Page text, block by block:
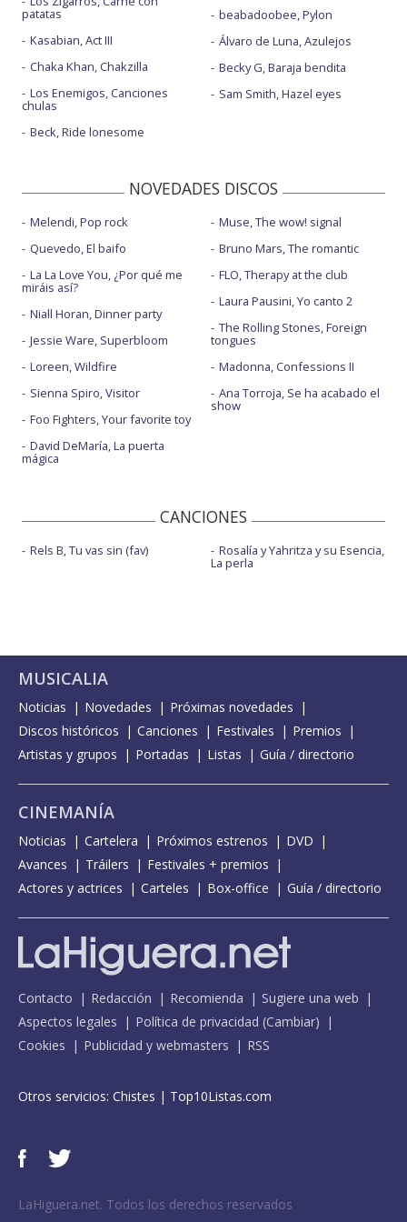
patatas
Kasabian, Act III
Chaka Khan, Chakzilla
Los Enemigos, Canciones
chulas
Beck, Ride lonesome
beabadoobee, Pylon
Álvaro de Luna, Azulejos
Becky G, Baraja bendita
Sam Smith, Hazel eyes
NOVEDADES DISCOS
Melendi, Pop rock
Quevedo, El baifo
La La Love You, ¿Por qué me
miráis así?
Niall Horan, Dinner party
Jessie Ware, Superbloom
Loreen, Wildfire
Sienna Spiro, Visitor
Foo Fighters, Your favorite toy
David DeMaría, La puerta
mágica
Muse, The wow! signal
Bruno Mars, The romantic
FLO, Therapy at the club
Laura Pausini, Yo canto 2
The Rolling Stones, Foreign
tongues
Madonna, Confessions II
Ana Torroja, Se ha acabado el
show
CANCIONES
Rels B, Tu vas sin (fav) Rosalía y Yahritza y su Esencia,
La perla
MUSICALIA
Noticias Novedades
Próximas novedades
Discos históricos
Canciones Festivales
Premios
Artistas y grupos
Portadas Listas Guía / directorio
CINEMANÍA
Noticias Cartelera Próximos estrenos
DVD
Avances
Tráilers
Festivales + premios
Actores y actrices
Carteles Box-office Guía / directorio
Contacto Redacción Recomienda
Sugiere una web
Aspectos legales
Política de privacidad (Cambiar)
Cookies
Publicidad y webmasters RSS
Otros servicios: Chistes | Top10Listas.com
LaHiguera.net. Todos los derechos reservados